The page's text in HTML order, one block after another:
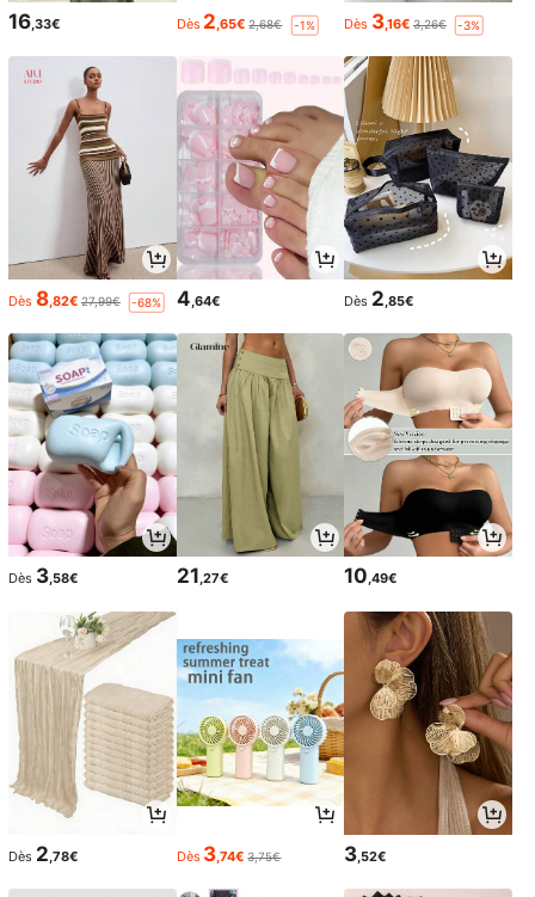
16,33€ Dès 2,65€ 2,68€ -1% Dès 3,16€ 3,26€ -3%
Dès 8,82€ 27,99€ -68% 4,64€ Dès 2,85€
Dès 3,58€ 21,27€ 10,49€
Dès 2 ,78€ Dès 3 ,74€ 3,75€ 3 ,52€